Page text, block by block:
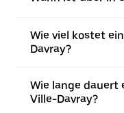
Wie viel kostet
Davray?
Wie lange dauert
Ville-Davray?